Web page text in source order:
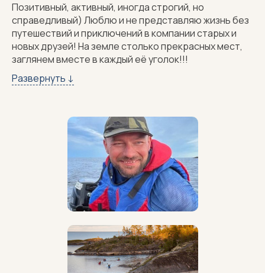
Позитивный, активный, иногда строгий, но
справедливый) Люблю и не представляю жизнь без
путешествий и приключений в компании старых и
новых друзей! На земле столько прекрасных мест,
заглянем вместе в каждый её уголок!!!
О себе:Родился и вырос в Беларуси, переехал в
предстоящем походе, напишите мне вВКонтакте
илиTelegram
Главные ценности:Семья, Свобода, Позитивно
влиять на жизни людей по всему миру.
Образование:Могилёвский химико-
технологический техникум, техник-механик,
инструктор-проводник по водному туризму.
инструкторов КП, Базовые и расширенные курсы
первой помощи.
Мастер банного дела, искусство парения и
Развернуть ↓